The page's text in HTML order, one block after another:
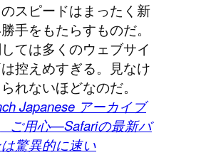
スピードはまったく新
手をもたらすものだ。
ては多くのウェブサイ
は控えめすぎる。見なけ
れないほどなのだ。
Japanese アーカイブ
ご用心—Safariの最新バ
驚異的に速い